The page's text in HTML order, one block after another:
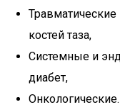
костей таза,
Системные и
диабет,
Онкологические.